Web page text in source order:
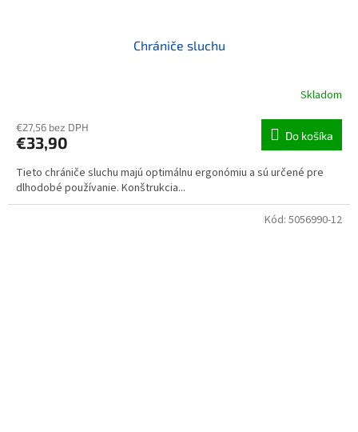
Chrániče sluchu
Skladom
€27,56 bez DPH
€33,90 Do košíka
Tieto chrániče sluchu majú optimálnu ergonómiu a sú určené pre
dlhodobé používanie. Konštrukcia...
Kód: 5056990-12